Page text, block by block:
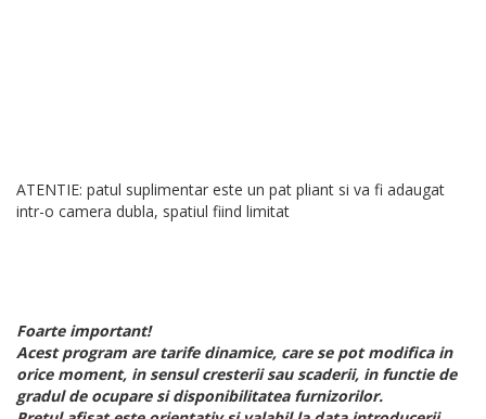
ATENTIE: patul suplimentar este un pat pliant si va fi adaugat
intr-o camera dubla, spatiul fiind limitat
Foarte important!
Acest program are tarife dinamice, care se pot modifica in
orice moment, in sensul cresterii sau scaderii, in functie de
gradul de ocupare si disponibilitatea furnizorilor.